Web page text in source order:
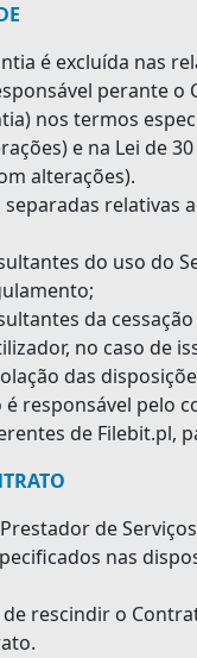
é excluída nas
perante
nos termos
e na Lei de
alterações).
relativas
do uso do
da
no caso de
das
é responsável pelo
de Filebit.pl,
de
nas
rescindir o